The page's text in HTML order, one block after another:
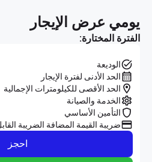
يومي عرض الإيجار
الفترة المختارة:
الوديعة
الحد الأدنى لفترة الإيجار
الحد الأقصى للكيلومترات الإجمالية
الخدمة والصيانة
التأمين الأساسي
ضريبة القيمة المضافة الضريبة
احجز